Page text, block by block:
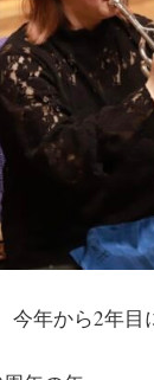
年から2年目